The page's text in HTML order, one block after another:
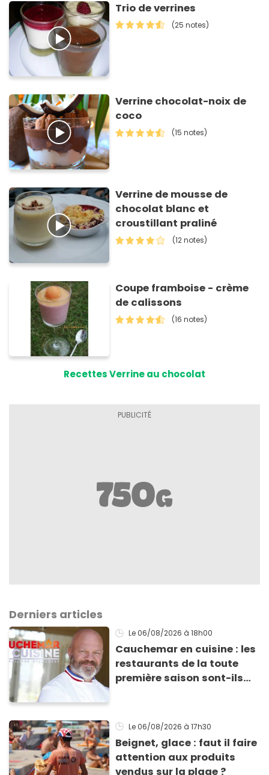
Trio de verrines
(25 notes)
Verrine chocolat-noix de
coco
(15 notes)
Verrine de mousse de
chocolat blanc et
croustillant praliné
(12 notes)
Coupe framboise - crème
de calissons
(16 notes)
Recettes Verrine au chocolat
Derniers articles
Le 06/08/2026 à 18h00
Cauchemar en cuisine : les
restaurants de la toute
première saison sont-ils
Le 06/08/2026 à 17h30
Beignet, glace : faut il faire
attention aux produits
vendus sur la plage ?